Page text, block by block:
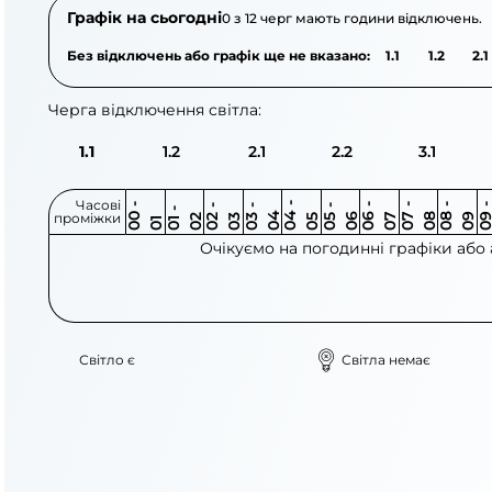
Графік на сьогодні0 з 12 черг мають години відключень.
Без відключень або графік ще не вказано: 1.1 1.2 2.1
Черга відключення світла:
1.1 1.2 2.1 2.2 3.1
Часові
проміжки 0
0
-
0 1 0
1
-
0 2 0 2
-
0 3 0 3
-
0 4 0 4
-
0 5 0 5
-
0 6 0 6
-
0 7 0 7
-
0 8 0 8
-
0 9 0
9
-
1
Очікуємо на погодинні графіки
Світло є Світла немає